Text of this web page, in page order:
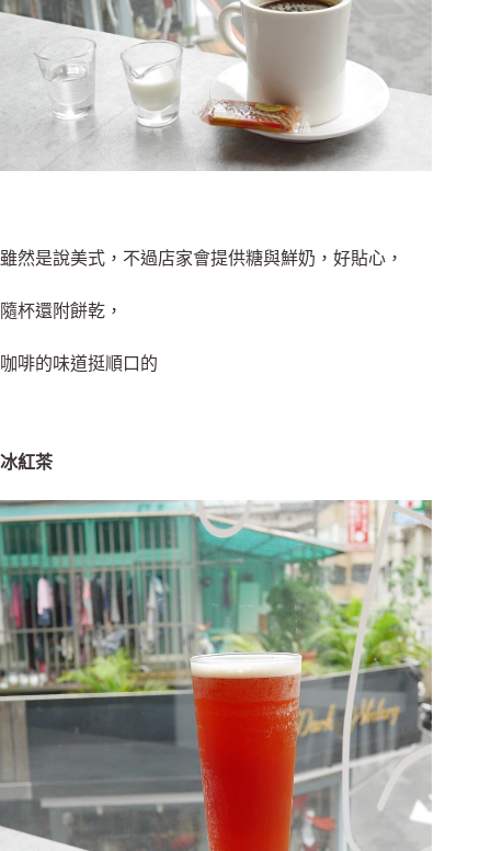
雖然是說美式，不過店家會提供糖與鮮奶，好貼心，
隨杯還附餅乾，
咖啡的味道挺順口的
冰紅茶